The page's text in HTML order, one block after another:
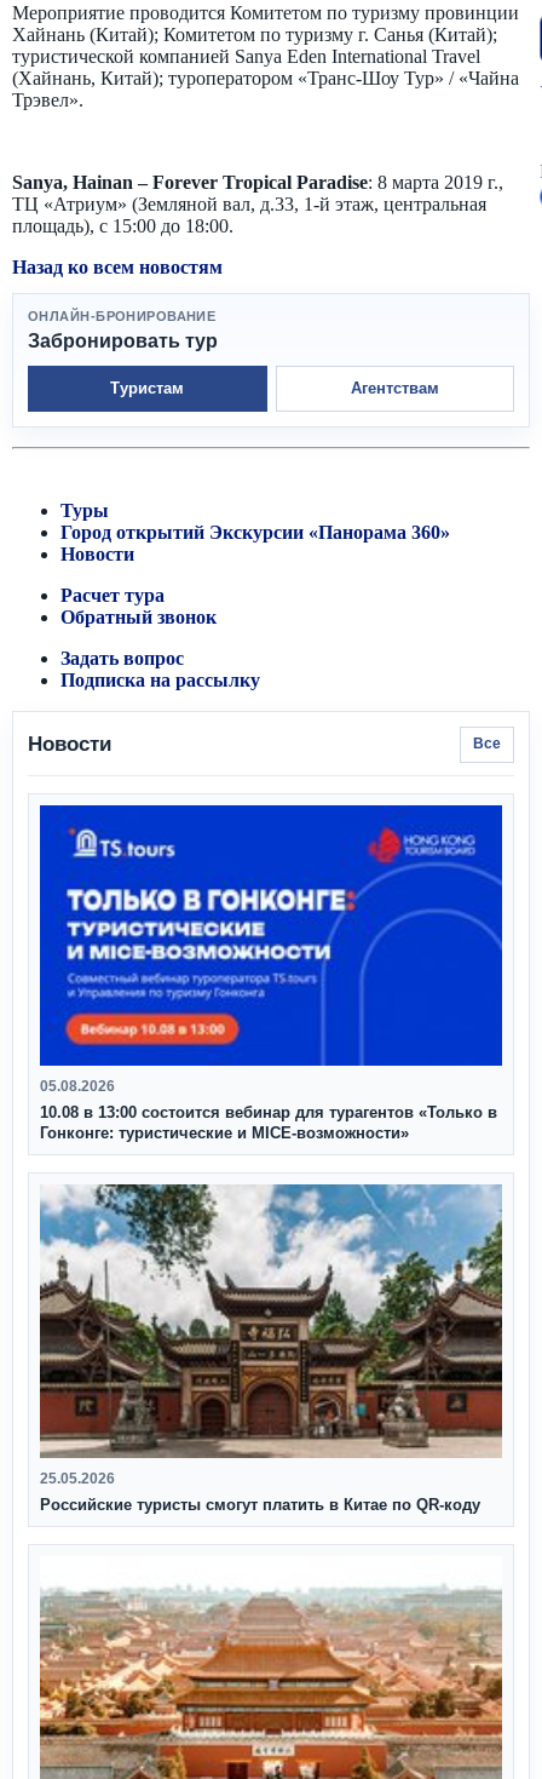
Мероприятие проводится Комитетом по туризму провинции
Хайнань (Китай); Комитетом по туризму г. Санья (Китай);
туристической компанией Sanya Eden International Travel
(Хайнань, Китай); туроператором «Транс-Шоу Тур» / «Чайна
Трэвел».
Sanya, Hainan – Forever Tropical Paradise: 8 марта 2019 г.,
ТЦ «Атриум» (Земляной вал, д.33, 1-й этаж, центральная
площадь), с 15:00 до 18:00.
Назад ко всем новостям
ОНЛАЙН-БРОНИРОВАНИЕ
Забронировать тур
Туристам Агентствам
Туры
Город открытий Экскурсии «Панорама 360»
Новости
Расчет тура
Обратный звонок
Задать вопрос
Подписка на рассылку
Новости Все
05.08.2026
10.08 в 13:00 состоится вебинар для турагентов «Только в
Гонконге: туристические и MICE-возможности»
25.05.2026
Российские туристы смогут платить в Китае по QR‑коду